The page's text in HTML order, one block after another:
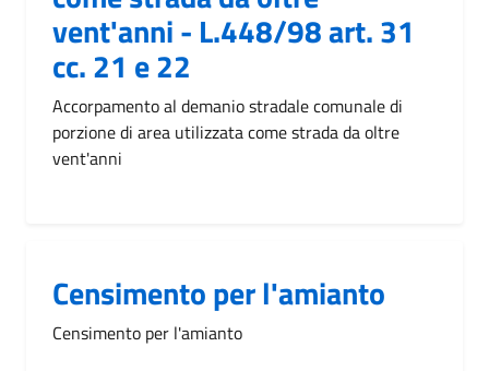
vent'anni - L.448/98 art. 31
cc. 21 e 22
Accorpamento al demanio stradale comunale di
porzione di area utilizzata come strada da oltre
vent'anni
Censimento per l'amianto
Censimento per l'amianto